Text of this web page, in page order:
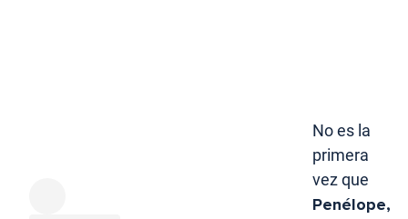
No es la
primera
vez que
Penélope,